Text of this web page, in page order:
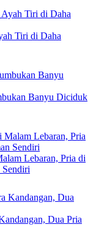
Tiri di Daha
Banyu Diciduk
Lebaran, Pria di
Sendiri
Dua Pria